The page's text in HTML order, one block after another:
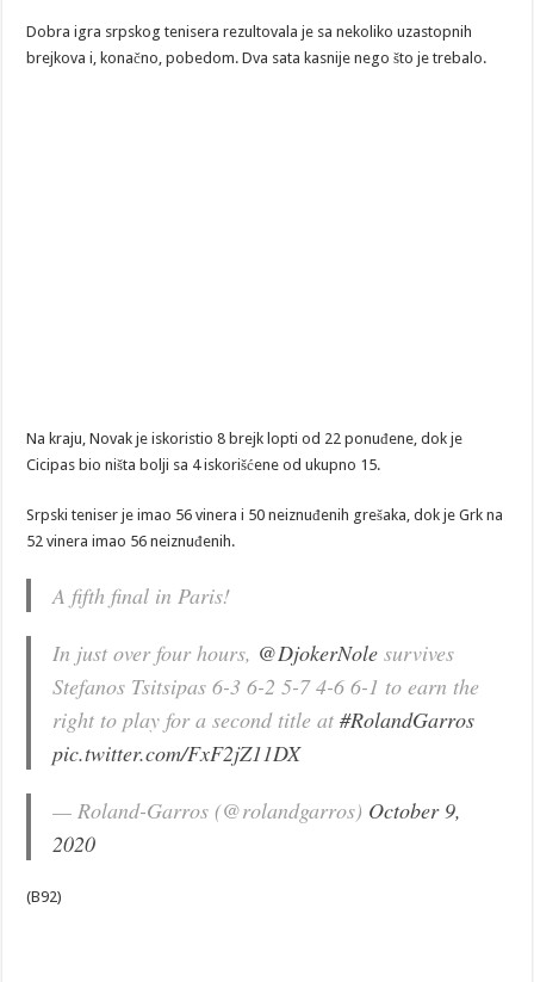
Dobra igra srpskog tenisera rezultovala je sa nekoliko uzastopnih
brejkova i, konačno, pobedom. Dva sata kasnije nego što je trebalo.
Na kraju, Novak je iskoristio 8 brejk lopti od 22 ponuđene, dok je
Cicipas bio ništa bolji sa 4 iskorišćene od ukupno 15.
Srpski teniser je imao 56 vinera i 50 neiznuđenih grešaka, dok je Grk na
52 vinera imao 56 neiznuđenih.
A fifth final in Paris!
In just over four hours, @DjokerNole survives
Stefanos Tsitsipas 6-3 6-2 5-7 4-6 6-1 to earn the
right to play for a second title at#RolandGarros
pic.twitter.com/FxF2jZ11DX
— Roland-Garros (@rolandgarros) October 9,
2020
(B92)